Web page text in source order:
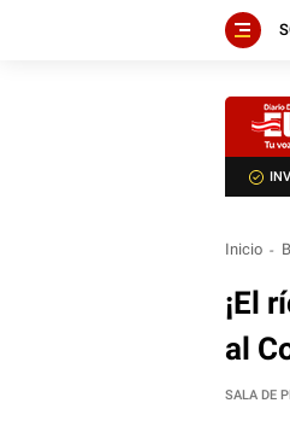
Inicio
¡El
al
SALA DE